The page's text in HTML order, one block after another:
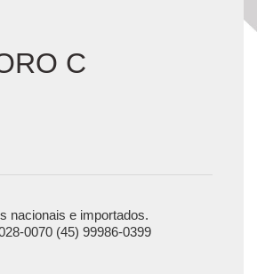
C
nacionais e importados.
0070 (45) 99986-0399